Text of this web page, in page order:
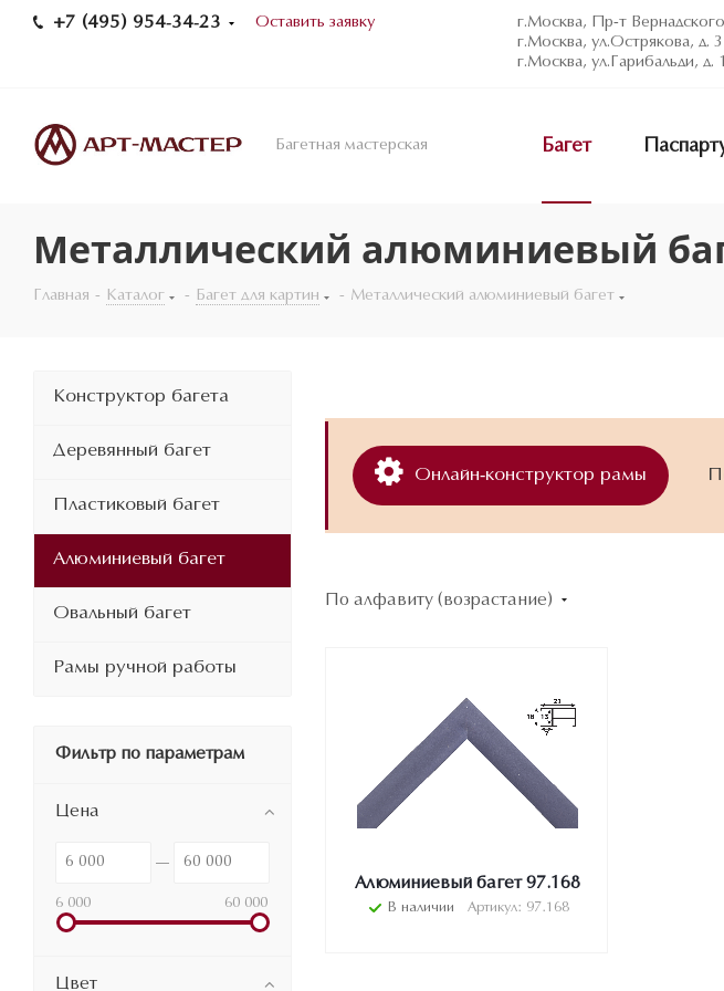
+7 (495) 954-34-23 Оставить заявку
г.Москва, Пр-т
г.Москва, ул.Острякова, д. 3
г.Москва, ул.Гарибальди, д.
Багетная мастерская Багет
Металлический алюминиевый
Главная - Каталог - Багет для картин - Металлический алюминиевый багет
Онлайн-конструктор рамы
По алфавиту (возрастание)
Алюминиевый багет 97.168
В наличии Артикул: 97.168
Конструктор багета
Деревянный багет
Пластиковый багет
Алюминиевый багет
Овальный багет
Рамы ручной работы
Фильтр по параметрам
Цена
6 000 60 000
Цвет